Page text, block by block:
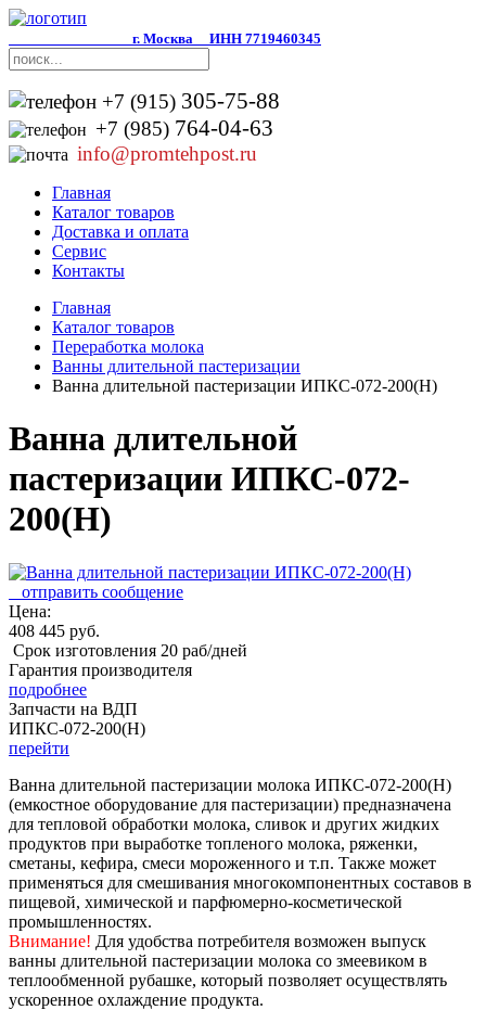
г. Москва ИНН 7719460345
+7 (915) 305-75-88
+7 (985) 764-04-63
info@promtehpost.ru
Главная
Каталог товаров
Доставка и оплата
Сервис
Контакты
Главная
Каталог товаров
Переработка молока
Ванны длительной пастеризации
Ванна длительной пастеризации ИПКС-072-200(Н)
Ванна длительной
пастеризации ИПКС-072-
200(Н)
отправить сообщение
Цена:
408 445 руб.
Срок изготовления 20 раб/дней
Гарантия производителя
подробнее
Запчасти на ВДП
ИПКС-072-200(Н)
перейти
Ванна длительной пастеризации молока ИПКС-072-200(Н)
(емкостное оборудование для пастеризации) предназначена
для тепловой обработки молока, сливок и других жидких
продуктов при выработке топленого молока, ряженки,
сметаны, кефира, смеси мороженного и т.п. Также может
применяться для смешивания многокомпонентных составов в
пищевой, химической и парфюмерно-косметической
промышленностях.
Внимание! Для удобства потребителя возможен выпуск
ванны длительной пастеризации молока со змеевиком в
теплообменной рубашке, который позволяет осуществлять
ускоренное охлаждение продукта.